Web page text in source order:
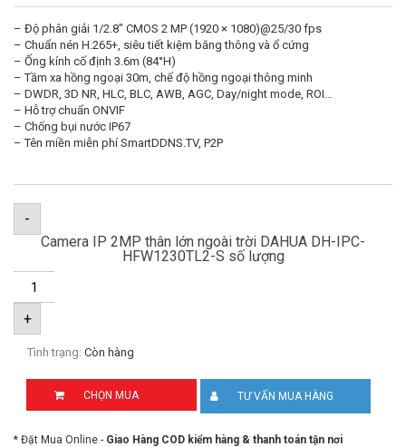
– Độ phân giải 1/2.8″ CMOS 2 MP (1920 × 1080)@25/30 fps
– Chuẩn nén H.265+, siêu tiết kiệm băng thông và ổ cứng
– Ống kính cố định 3.6m (84°H)
– Tầm xa hồng ngoại 30m, chế độ hồng ngoại thông minh
– DWDR, 3D NR, HLC, BLC, AWB, AGC, Day/night mode, ROI…
– Hỗ trợ chuẩn ONVIF
– Chống bụi nước IP67
– Tên miền miễn phí SmartDDNS.TV, P2P
-
Camera IP 2MP thân lớn ngoài trời DAHUA DH-IPC-
HFW1230TL2-S số lượng
+
Tình trạng: Còn hàng
CHỌN MUA TƯ VẤN MUA HÀNG
* Đặt Mua Online - Giao Hàng COD kiểm hàng & thanh toán tận nơi